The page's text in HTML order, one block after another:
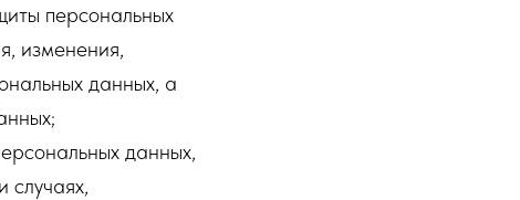
персональных
изменения,
данных, а
данных,
случаях,